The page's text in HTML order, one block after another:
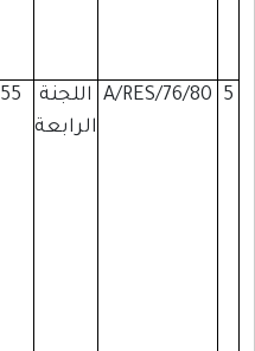
5
A/RES/76/80
اللجنة
الرابعة
55